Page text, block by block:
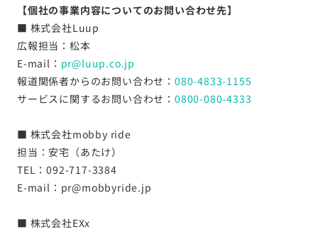
【個社の事業内容についてのお問い合わせ先】
■ 株式会社Luup
広報担当：松本
E-mail： pr@luup.co.jp
報道関係者からのお問い合わせ：080-4833-1155
サービスに関するお問い合わせ：0800-080-4333
■ 株式会社mobby ride
担当：安宅（あたけ）
TEL：092-717-3384
E-mail：pr@mobbyride.jp
■ 株式会社EXx